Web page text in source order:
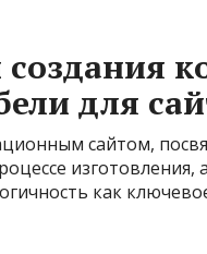
для
сайтом,
как